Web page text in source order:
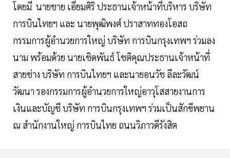
โดยมี นายชาย เอี่ยมศิริ ประธานเจ้าหน้าที่บริหาร บริษัท
การบินไทยฯ และ นายพุฒิพงศ์ ปราสาททองโอสถ
กรรมการผู้อำนวยการใหญ่ บริษัท การบินกรุงเทพฯ ร่วมลง
นาม พร้อมด้วย นายเชิดพันธ์ โชติคุณประธานเจ้าหน้าที่
สายช่าง บริษัท การบินไทยฯ และนายอนวัช ลีละวัฒน์
วัฒนา รองกรรมการผู้อำนวยการใหญ่อาวุโสสายงานการ
เงินและบัญชี บริษัท การบินกรุงเทพฯ ร่วมเป็นสักขีพยาน
ณ สำนักงานใหญ่ การบินไทย ถนนวิภาวดีรังสิต